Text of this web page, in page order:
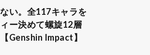
い。全117キャラを
ー決めて螺旋12層
Genshin Impact】